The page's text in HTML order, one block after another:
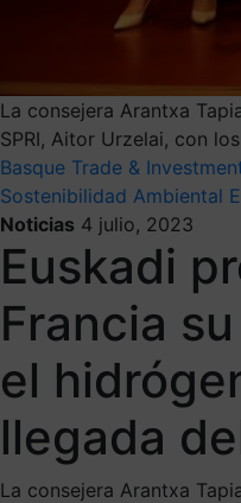
La consejera Arantxa
SPRI, Aitor Urzelai, con
Basque Trade &
Sostenibilidad Ambiental
Noticias 4 julio, 2023
Euskadi
Francia
el
llegada
La consejera Arantxa